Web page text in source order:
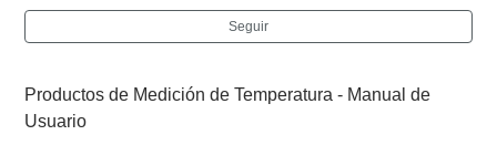
Seguir
Productos de Medición de Temperatura - Manual de
Usuario